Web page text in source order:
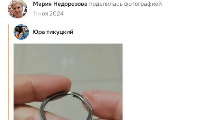
Фид Мария Недорезова поделилась фотографией
11 ноя 2024
Юра тикуцкий